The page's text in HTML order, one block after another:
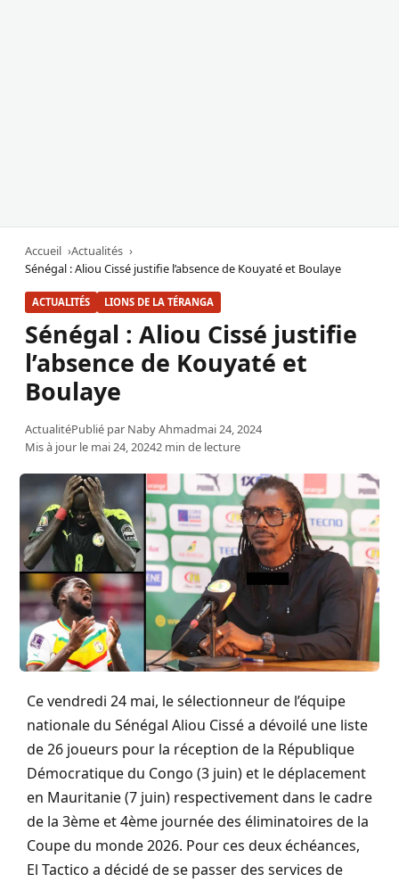
Accueil
Actualités
Sénégal : Aliou Cissé justifie l’absence de Kouyaté et Boulaye
ACTUALITÉS LIONS DE LA TÉRANGA
Sénégal : Aliou Cissé justifie
l’absence de Kouyaté et
Boulaye
ActualitéPublié par Naby Ahmadmai 24, 2024
Mis à jour le mai 24, 20242 min de lecture
Ce vendredi 24 mai, le sélectionneur de l’équipe
nationale du Sénégal Aliou Cissé a dévoilé une liste
de 26 joueurs pour la réception de la République
Démocratique du Congo (3 juin) et le déplacement
en Mauritanie (7 juin) respectivement dans le cadre
de la 3ème et 4ème journée des éliminatoires de la
Coupe du monde 2026. Pour ces deux échéances,
El Tactico a décidé de se passer des services de